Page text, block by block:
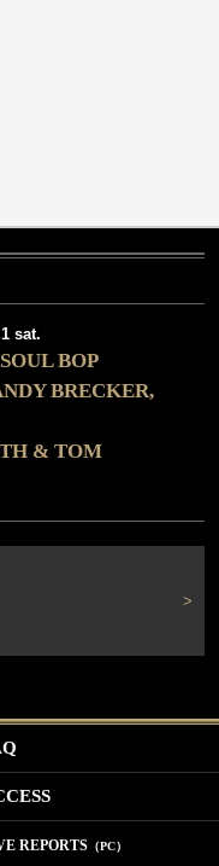
sat.
BOP
BRECKER,
& TOM
>
REPORTS （PC）